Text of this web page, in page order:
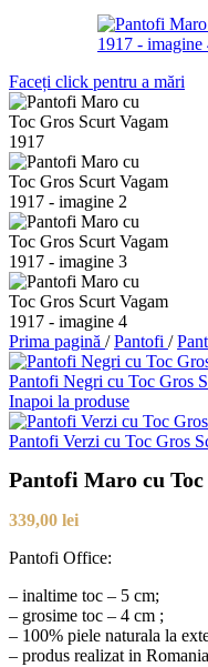
Faceți click pentru a mări
Prima pagină / Pantofi /
Pantofi Negri cu Toc Gros
Inapoi la produse
Pantofi Verzi cu Toc Gros
Pantofi Maro cu
339,00 lei
Pantofi Office:
– inaltime toc – 5 cm;
– grosime toc – 4 cm ;
– 100% piele naturala la
– produs realizat in